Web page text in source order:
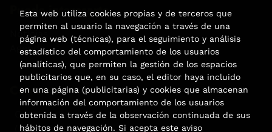
Puede interesarte
Noticias
Agenda
Contacto
Carrer Aribau, 84
(+34) 932 160 225
Esta web utiliza cookies propias y de terceros que
permiten al usuario la navegación a través de una
página web (técnicas), para el seguimiento y análisis
estadístico del comportamiento de los usuarios
(analíticas), que permiten la gestión de los espacios
publicitarios que, en su caso, el editor haya incluido
en una página (publicitarias) y cookies que almacenan
información del comportamiento de los usuarios
obtenida a través de la observación continuada de sus
hábitos de navegación. Si acepta este aviso